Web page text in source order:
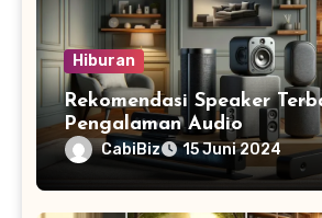
Hiburan
Rekomendasi Speaker
Pengalaman Audio
CabiBiz 15 Juni 2024